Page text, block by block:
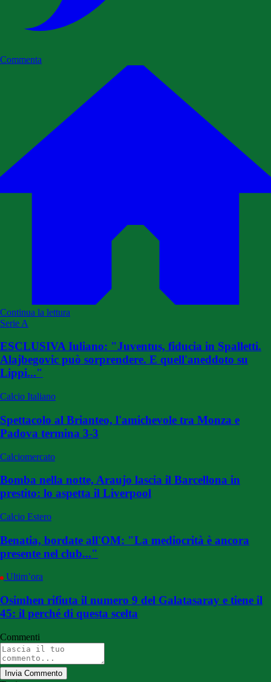
Commenta
Continua la lettura
Serie A
ESCLUSIVA Iuliano: "Juventus, fiducia in Spalletti.
Alajbegovic può sorprendere. E quell'aneddoto su
Lippi..."
Calcio Italiano
Spettacolo al Brianteo, l'amichevole tra Monza e
Padova termina 3-3
Calciomercato
Bomba nella notte, Araujo lascia il Barcellona in
prestito: lo aspetta il Liverpool
Calcio Estero
Benatia, bordate all'OM: "La mediocrità è ancora
presente nel club..."
Ultim’ora
Osimhen rifiuta il numero 9 del Galatasaray e tiene il
45: il perché di questa scelta
Commenti
Invia Commento